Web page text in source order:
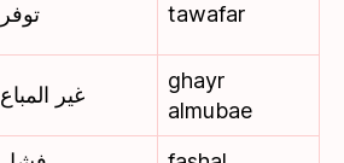
توفر tawafar
غير المباع
ghayr
almubae